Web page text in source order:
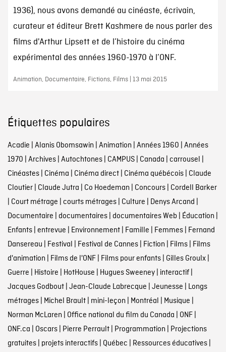
1936), nous avons demandé au cinéaste, écrivain,
curateur et éditeur Brett Kashmere de nous parler des
films d'Arthur Lipsett et de l’histoire du cinéma
expérimental des années 1960-1970 à l’ONF.
Animation, Documentaire, Fictions, Films | 13 mai 2015
Étiquettes populaires
Acadie | Alanis Obomsawin | Animation | Années 1960 | Années
1970 | Archives| Autochtones| CAMPUS| Canada | carrousel |
Cinéastes| Cinéma | Cinéma direct| Cinéma québécois| Claude
Cloutier| Claude Jutra | Co Hoedeman | Concours| Cordell Barker
| Court métrage | courts métrages| Culture | Denys Arcand |
Documentaire | documentaires| documentaires Web | Éducation |
Enfants| entrevue | Environnement| Famille | Femmes| Fernand
Dansereau | Festival | Festival de Cannes| Fiction | Films| Films
d'animation | Films de l'ONF| Films pour enfants| Gilles Groulx|
Guerre | Histoire | HotHouse | Hugues Sweeney| interactif|
Jacques Godbout| Jean-Claude Labrecque | Jeunesse | Longs
métrages| Michel Brault| mini-leçon | Montréal | Musique |
Norman McLaren | Office national du film du Canada | ONF|
ONF.ca | Oscars| Pierre Perrault| Programmation | Projections
gratuites| projets interactifs| Québec | Ressources éducatives|